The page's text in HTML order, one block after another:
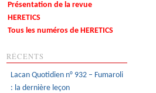
Présentation de la revue
HERETICS
Tous les numéros de HERETICS
RÉCENTS
Lacan Quotidien n° 932 – Fumaroli
: la dernière leçon